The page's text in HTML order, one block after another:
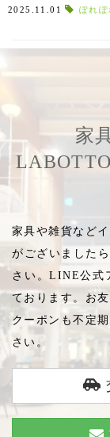
リア＆ギフト特集
2025.11.01 ぽれぽ
家
家具や雑貨など
がございました
さい。LINE公式
ております。お
クーポンも不定
さい。